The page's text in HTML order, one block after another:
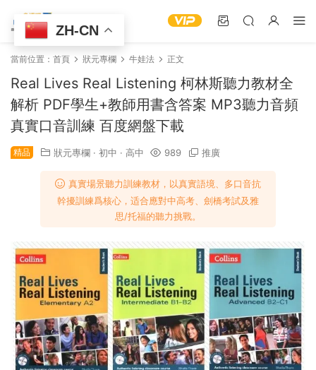
當前位置： 首頁 狀元專欄 牛娃法 正文
Real Lives Real Listening 柯林斯聽力教材全
解析 PDF學生+教師用書含答案 MP3聽力音頻
真實口音訓練 百度網盤下載
精品 狀元專欄 · 初中 · 高中 989 推廣
​​真實場景聽力訓練教材​​，以​​真實語境、多口音抗
幹擾訓練​​爲核心，适合應對中高考、劍橋考試及雅
思/托福的聽力挑戰。
ZH-CN